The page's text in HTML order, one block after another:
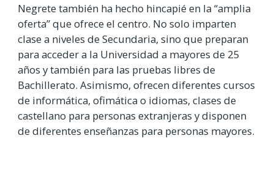
Negrete también ha hecho hincapié en la “amplia
oferta” que ofrece el centro. No solo imparten
clase a niveles de Secundaria, sino que preparan
para acceder a la Universidad a mayores de 25
años y también para las pruebas libres de
Bachillerato. Asimismo, ofrecen diferentes cursos
de informática, ofimática o idiomas, clases de
castellano para personas extranjeras y disponen
de diferentes enseñanzas para personas mayores.